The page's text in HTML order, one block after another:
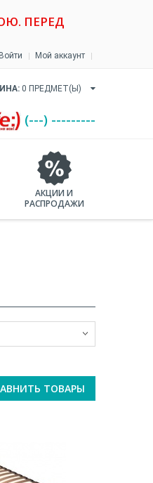
ПЕРЕД
Войти Мой аккаунт
0 ПРЕДМЕТ(Ы)
(---) ---------
АКЦИИ И
РАСПРОДАЖИ
ТОВАРЫ